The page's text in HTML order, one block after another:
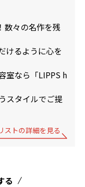
数々の名作を残
けるように心を
室なら「LIPPS h
スタイルでご提
ストの詳細を見る
る